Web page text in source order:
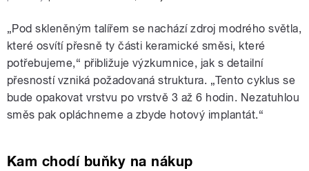
„Pod skleněným talířem se nachází zdroj modrého světla,
které osvítí přesně ty části keramické směsi, které
potřebujeme,“ přibližuje výzkumnice, jak s detailní
přesností vzniká požadovaná struktura. „Tento cyklus se
bude opakovat vrstvu po vrstvě 3 až 6 hodin. Nezatuhlou
směs pak opláchneme a zbyde hotový implantát.“
Kam chodí buňky na nákup